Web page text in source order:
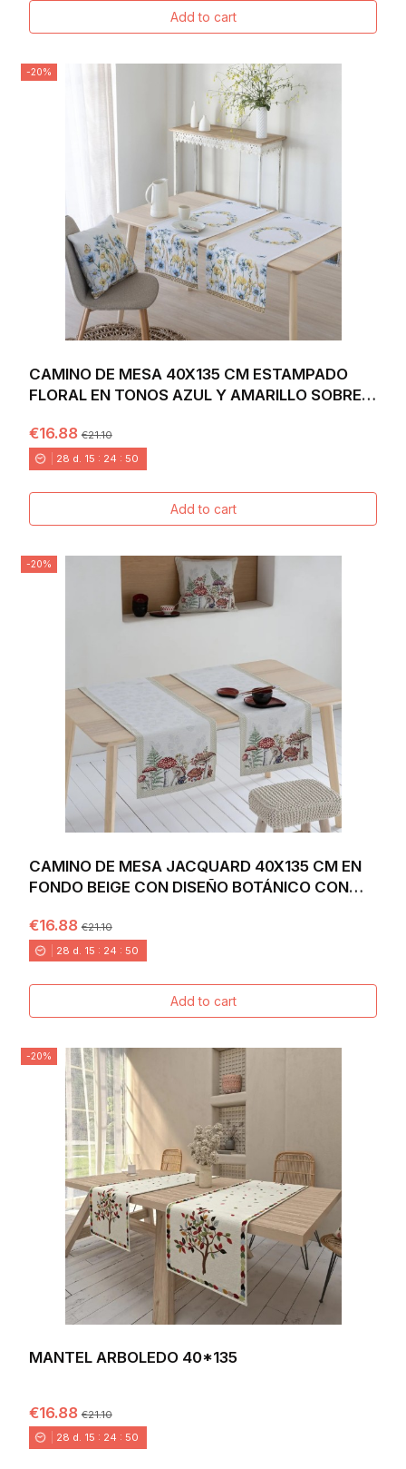
Add to cart
-20%
CAMINO DE MESA 40X135 CM ESTAMPADO
FLORAL EN TONOS AZUL Y AMARILLO SOBRE
€16.88€21.10
28 d. 15 : 24 : 49
Add to cart
-20%
CAMINO DE MESA JACQUARD 40X135 CM EN
FONDO BEIGE CON DISEÑO BOTÁNICO CON
€16.88€21.10
28 d. 15 : 24 : 49
Add to cart
-20%
MANTEL ARBOLEDO 40*135
€16.88€21.10
28 d. 15 : 24 : 49